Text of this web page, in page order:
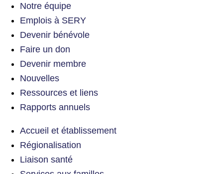
Notre équipe
Emplois à SERY
Devenir bénévole
Faire un don
Devenir membre
Nouvelles
Ressources et liens
Rapports annuels
Accueil et établissement
Régionalisation
Liaison santé